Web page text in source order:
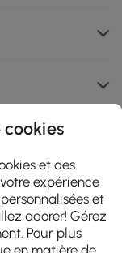
et des
expérience
et
adorer! Gérez
Pour plus
en matière de